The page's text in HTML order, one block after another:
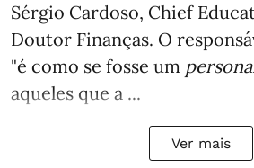
Sérgio Cardoso, Chief
Doutor Finanças. O
"é como se fosse um
aqueles que a ...
Ver mais